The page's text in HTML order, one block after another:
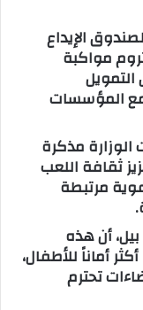
الإيداع
مواكبة
مع المؤسسات
مذكرة
ثقافة اللعب
مرتبطة
أن هذه
أماناً للأطفال،
تحترم